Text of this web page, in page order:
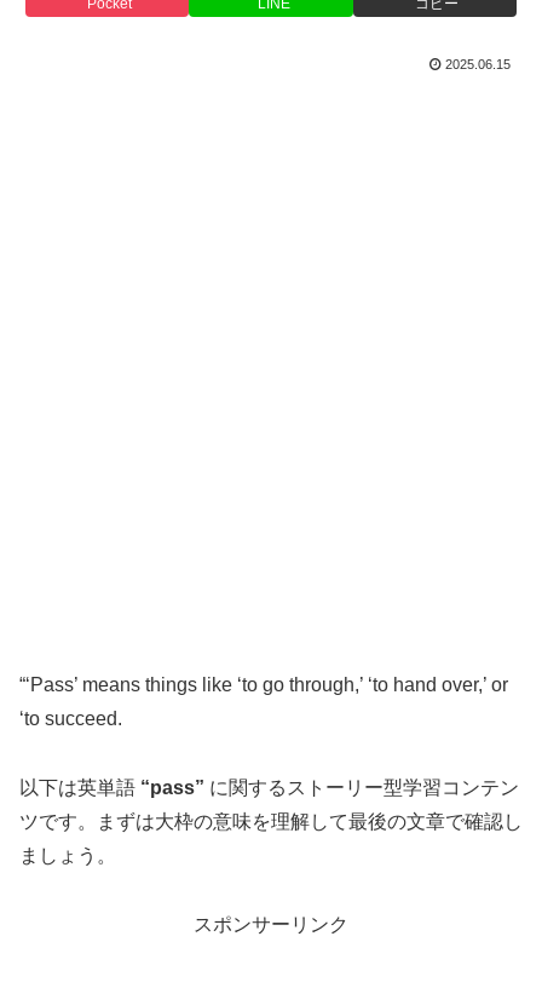
Pocket LINE コピー
2025.06.15
“‘Pass’ means things like ‘to go through,’ ‘to hand over,’ or
‘to succeed.
以下は英単語 “pass” に関するストーリー型学習コンテン
ツです。まずは大枠の意味を理解して最後の文章で確認し
ましょう。
スポンサーリンク